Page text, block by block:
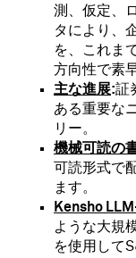
測、仮定、
タにより、
を、これま
方向性で素
主な進展:証
ある重要な
リー。
機械可読の
可読形式で
ます。
Kensho
ような大規
を使用して